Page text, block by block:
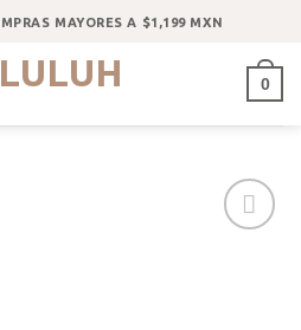
MAYORES A $1,199 MXN
0